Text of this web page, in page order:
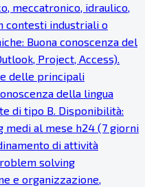
meccatronico, idraulico,
contesti industriali o
Buona conoscenza del
Project, Access).
delle principali
della lingua
di tipo B. Disponibilità:
medi al mese h24 (7 giorni
di attività
solving
e organizzazione,